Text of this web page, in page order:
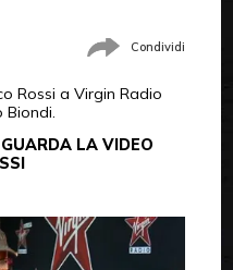
Condividi
Rossi a Virgin Radio
Biondi.
LA VIDEO